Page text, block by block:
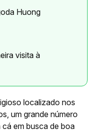
Huong
visita à
localizado nos
um grande número
em busca de boa